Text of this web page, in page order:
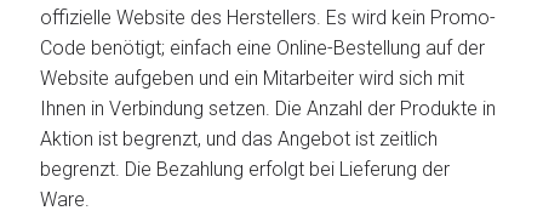
offizielle Website des Herstellers. Es wird kein Promo-
Code benötigt; einfach eine Online-Bestellung auf der
Website aufgeben und ein Mitarbeiter wird sich mit
Ihnen in Verbindung setzen. Die Anzahl der Produkte in
Aktion ist begrenzt, und das Angebot ist zeitlich
begrenzt. Die Bezahlung erfolgt bei Lieferung der
Ware.